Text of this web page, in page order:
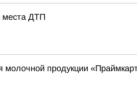
места ДТП
продукции